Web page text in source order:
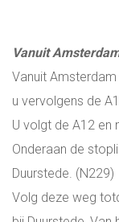
Vanuit
Vanuit
u vervolgens de
U volgt de A12 en
Onderaan de
Duurstede. (N229)
Volg deze weg